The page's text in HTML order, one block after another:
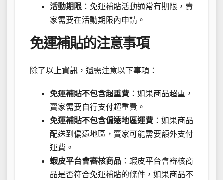
活動期限 ：免運補貼活動通常有期限，賣
家需要在活動期限內申請。
免運補貼的注意事項
除了以上資訊，還需注意以下事項：
免運補貼不包含超重費 ：如果商品超重，
賣家需要自行支付超重費。
免運補貼不包含偏遠地區運費 ：如果商品
配送到偏遠地區，賣家可能需要額外支付
運費。
蝦皮平台會審核商品 ：蝦皮平台會審核商
品是否符合免運補貼的條件，如果商品不